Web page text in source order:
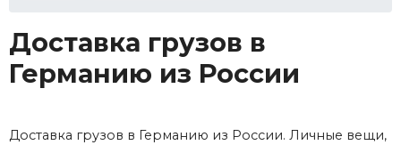
Доставка грузов в
Германию из России
Доставка грузов в Германию из России. Личные вещи,